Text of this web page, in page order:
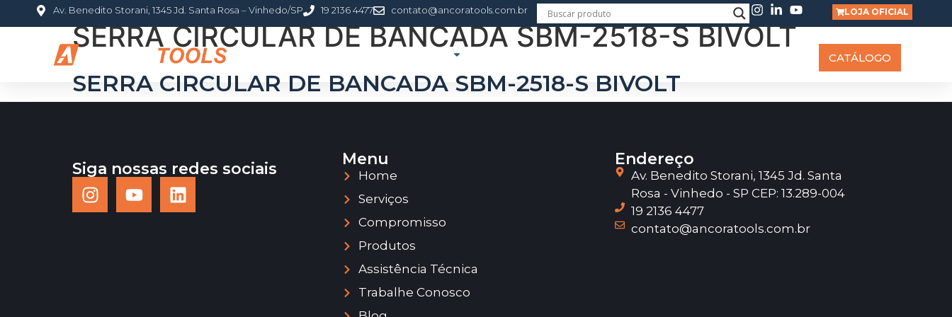
Av. Benedito Storani, 1345 Jd. Santa Rosa – Vinhedo/SP 19 2136 4477 contato@ancoratools.com.br LOJA OFICIAL
CATÁLOGO
SERRA CIRCULAR DE BANCADA SBM-2518-S BIVOLT
SERRA CIRCULAR DE BANCADA SBM-2518-S BIVOLT
Siga nossas redes sociais
Menu
Home
Serviços
Compromisso
Produtos
Assistência Técnica
Trabalhe Conosco
Endereço
Av. Benedito Storani, 1345 Jd. Santa
Rosa - Vinhedo - SP CEP: 13.289-004
19 2136 4477
contato@ancoratools.com.br